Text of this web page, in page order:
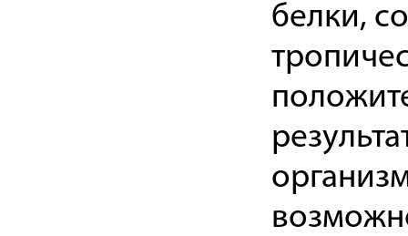
белки,